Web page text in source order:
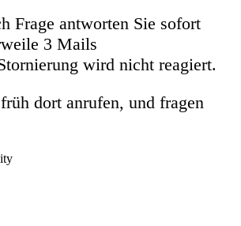
Frage antworten Sie sofort
3 Mails
wird nicht reagiert.
dort anrufen, und fragen